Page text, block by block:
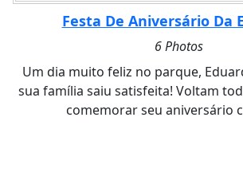
Festa De Aniversário Da
6 Photos
Um dia muito feliz no parque,
sua família saiu satisfeita! Voltam
comemorar seu aniversário